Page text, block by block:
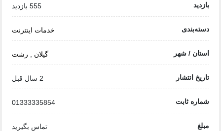
بازدید 555 بازدید
دسته‌بندی خدمات اینترنت
استان / شهر گیلان رشت
تاریخ انتشار 2 سال قبل
شماره ثابت 01333335854
مبلغ تماس بگیرید